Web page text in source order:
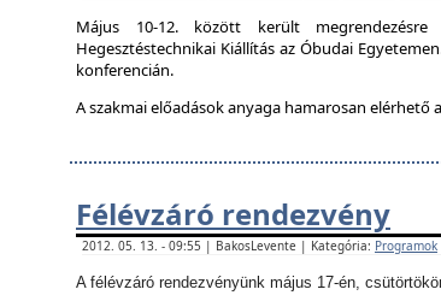
Május 10-12. között került
Hegesztéstechnikai Kiállítás az Óbudai
konferencián.
A szakmai előadások anyaga hamarosan elérhető
Félévzáró rendezvény
2012. 05. 13. - 09:55 | BakosLevente | Kategória: Programok
A félévzáró rendezvényünk május 17-én,